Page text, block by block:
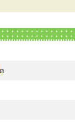
[7]